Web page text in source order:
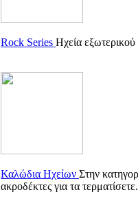
Rock Series Ηχεία
Καλώδια Ηχείων Στην
ακροδέκτες για τα τερματίσετε.